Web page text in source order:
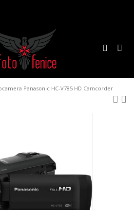
Panasonic HC-V785 HD Camcorder